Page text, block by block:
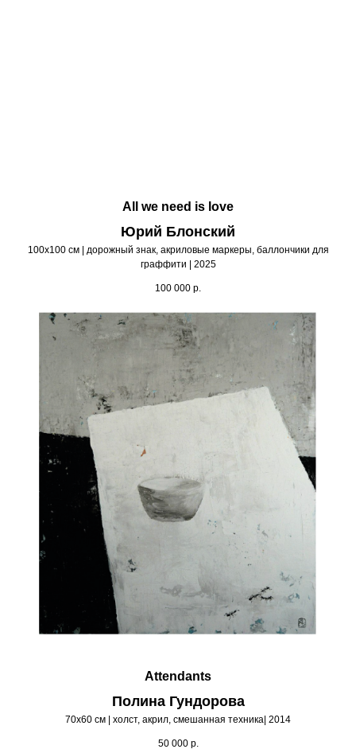
All we need is love
Юрий Блонский
100х100 см | дорожный знак, акриловые маркеры, баллончики для
граффити | 2025
100 000 р.
Attendants
Полина Гундорова
70х60 см | холст, акрил, смешанная техника| 2014
50 000 р.